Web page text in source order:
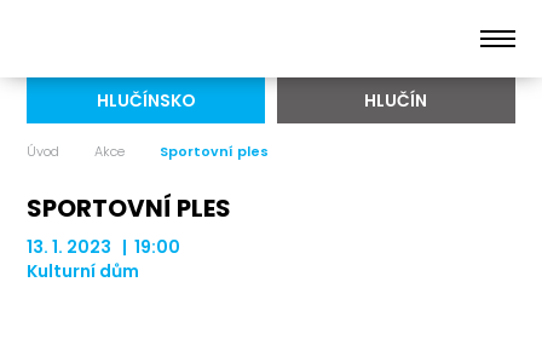
HLUČÍNSKO HLUČÍN
Úvod Akce Sportovní ples
SPORTOVNÍ PLES
13. 1. 2023 | 19:00
Kulturní dům